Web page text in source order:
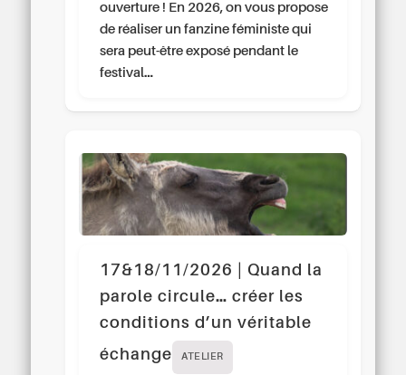
ouverture ! En 2026, on vous propose
de réaliser un fanzine féministe qui
sera peut-être exposé pendant le
festival…
17&18/11/2026 | Quand la
parole circule… créer les
conditions d’un véritable
échange
ATELIER